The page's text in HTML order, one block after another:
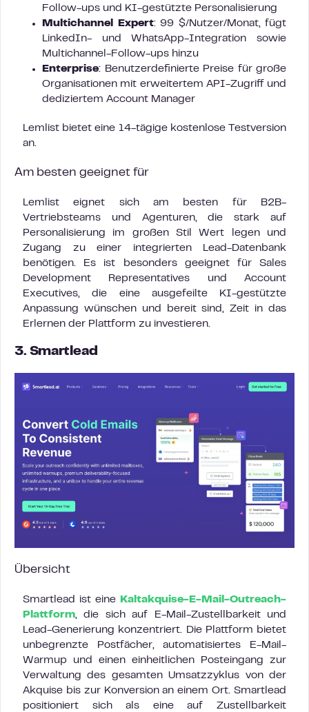
Follow-ups und KI-gestützte Personalisierung
Multichannel Expert: 99 $/Nutzer/Monat, fügt
LinkedIn- und WhatsApp-Integration sowie
Multichannel-Follow-ups hinzu
Enterprise: Benutzerdefinierte Preise für große
Organisationen mit erweitertem API-Zugriff und
dediziertem Account Manager
Lemlist bietet eine 14-tägige kostenlose Testversion
an.
Am besten geeignet für
Lemlist eignet sich am besten für B2B-
Vertriebsteams und Agenturen, die stark auf
Personalisierung im großen Stil Wert legen und
Zugang zu einer integrierten Lead-Datenbank
benötigen. Es ist besonders geeignet für Sales
Development Representatives und Account
Executives, die eine ausgefeilte KI-gestützte
Anpassung wünschen und bereit sind, Zeit in das
Erlernen der Plattform zu investieren.
3. Smartlead
Übersicht
Smartlead ist eine
Kaltakquise-E-Mail-Outreach-
Plattform, die sich auf E-Mail-Zustellbarkeit und
Lead-Generierung konzentriert. Die Plattform bietet
unbegrenzte Postfächer, automatisiertes E-Mail-
Warmup und einen einheitlichen Posteingang zur
Verwaltung des gesamten Umsatzzyklus von der
Akquise bis zur Konversion an einem Ort. Smartlead
positioniert sich als eine auf Zustellbarkeit